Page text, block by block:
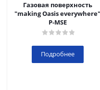
Газовая поверхность
"making Oasis everywhere"
P-MSE
Подробнее